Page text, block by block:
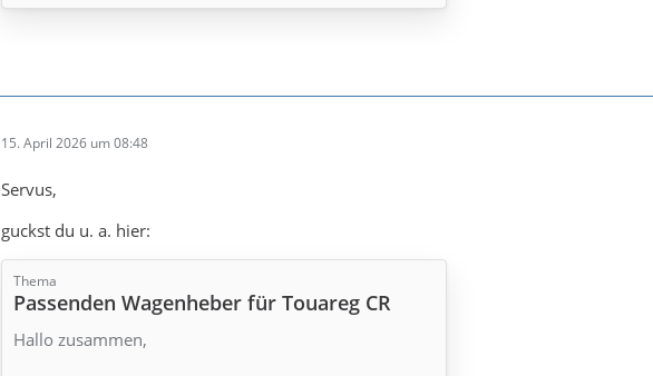
15. April 2026 um 08:48
Servus,
guckst du u. a. hier:
Thema
Passenden Wagenheber für Touareg CR
Hallo zusammen,